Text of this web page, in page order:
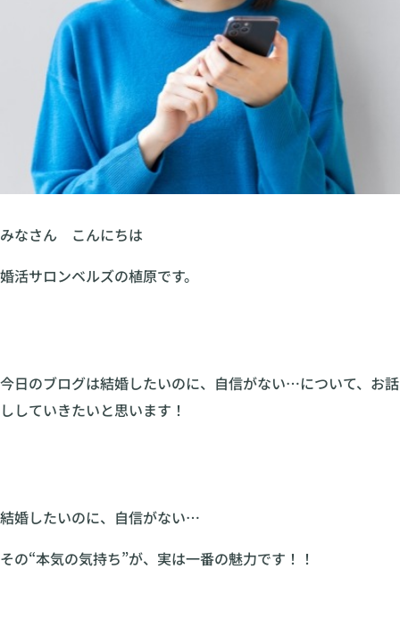
みなさん こんにちは
婚活サロンベルズの植原です。
今日のブログは結婚したいのに、自信がない…について、お話
ししていきたいと思います！
結婚したいのに、自信がない…
その“本気の気持ち”が、実は一番の魅力です！！